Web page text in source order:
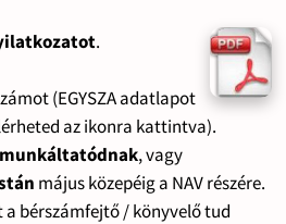
.
(EGYSZA adatlapot
az ikonra kattintva).
munkáltatódnak, vagy
május közepéig a NAV részére.
a bérszámfejtő / könyvelő tud